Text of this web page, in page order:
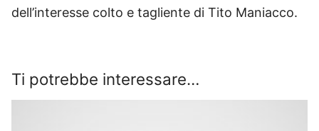
dell’interesse colto e tagliente di Tito Maniacco.
Ti potrebbe interessare…